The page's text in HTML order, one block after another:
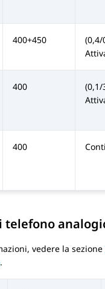
400+450
(0,4/
400
(0,1/
400
telefono
vedere la sezione
.